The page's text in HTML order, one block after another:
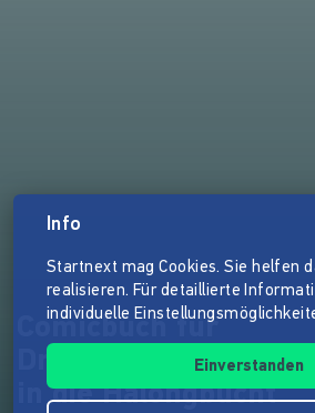
Comicbuch für
Drachenliebhaber:
in die Halongbucht
Info
Startnext mag Cookies. Sie helfen
realisieren. Für detaillierte
individuelle
Einverstanden